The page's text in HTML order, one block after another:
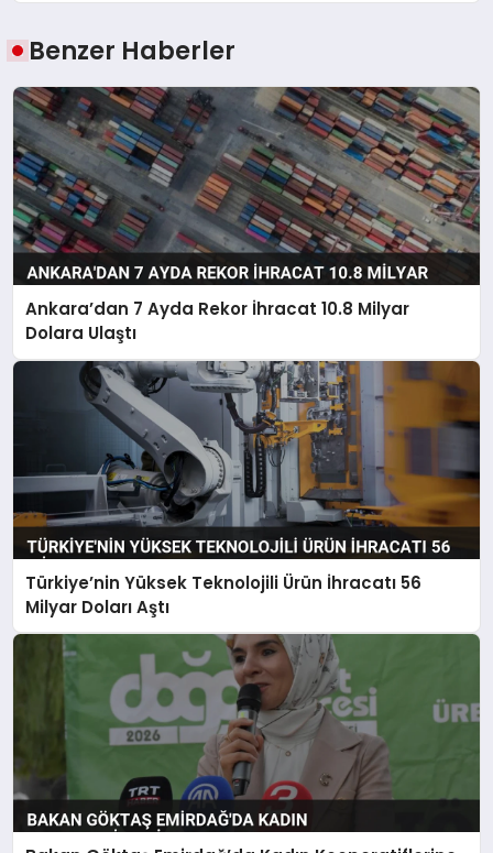
Benzer Haberler
Ankara’dan 7 Ayda Rekor İhracat 10.8 Milyar
Dolara Ulaştı
Türkiye’nin Yüksek Teknolojili Ürün İhracatı 56
Milyar Doları Aştı